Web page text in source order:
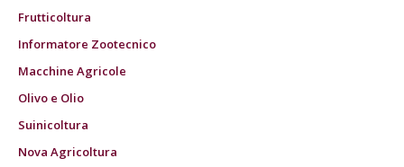
Frutticoltura
Informatore Zootecnico
Macchine Agricole
Olivo e Olio
Suinicoltura
Nova Agricoltura